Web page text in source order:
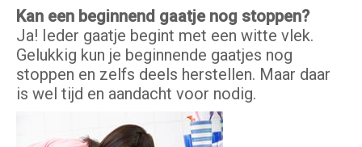
Kan een beginnend gaatje nog stoppen?
Ja! Ieder gaatje begint met een witte vlek.
Gelukkig kun je beginnende gaatjes nog
stoppen en zelfs deels herstellen. Maar daar
is wel tijd en aandacht voor nodig.